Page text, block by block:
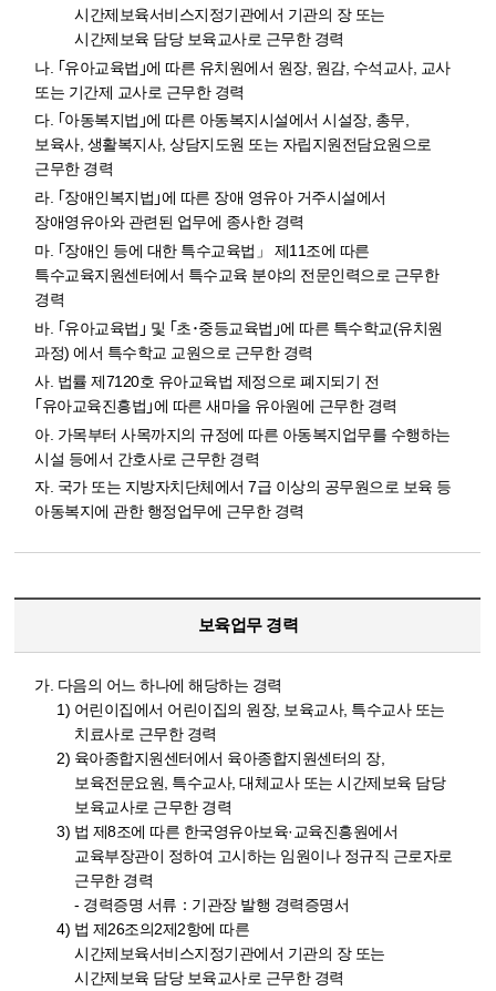
시간제보육서비스지정기관에서 기관의 장 또는
시간제보육 담당 보육교사로 근무한 경력
나. ｢유아교육법｣에 따른 유치원에서 원장, 원감, 수석교사, 교사
또는 기간제 교사로 근무한 경력
다. ｢아동복지법｣에 따른 아동복지시설에서 시설장, 총무,
보육사, 생활복지사, 상담지도원 또는 자립지원전담요원으로
근무한 경력
라. ｢장애인복지법｣에 따른 장애 영유아 거주시설에서
장애영유아와 관련된 업무에 종사한 경력
마. ｢장애인 등에 대한 특수교육법」 제11조에 따른
특수교육지원센터에서 특수교육 분야의 전문인력으로 근무한
경력
바. ｢유아교육법｣ 및 ｢초･중등교육법｣에 따른 특수학교(유치원
과정) 에서 특수학교 교원으로 근무한 경력
사. 법률 제7120호 유아교육법 제정으로 폐지되기 전
｢유아교육진흥법｣에 따른 새마을 유아원에 근무한 경력
아. 가목부터 사목까지의 규정에 따른 아동복지업무를 수행하는
시설 등에서 간호사로 근무한 경력
자. 국가 또는 지방자치단체에서 7급 이상의 공무원으로 보육 등
아동복지에 관한 행정업무에 근무한 경력
보육업무 경력
가. 다음의 어느 하나에 해당하는 경력
1) 어린이집에서 어린이집의 원장, 보육교사, 특수교사 또는
치료사로 근무한 경력
2) 육아종합지원센터에서 육아종합지원센터의 장,
보육전문요원, 특수교사, 대체교사 또는 시간제보육 담당
보육교사로 근무한 경력
3) 법 제8조에 따른 한국영유아보육·교육진흥원에서
교육부장관이 정하여 고시하는 임원이나 정규직 근로자로
근무한 경력
- 경력증명 서류：기관장 발행 경력증명서
4) 법 제26조의2제2항에 따른
시간제보육서비스지정기관에서 기관의 장 또는
시간제보육 담당 보육교사로 근무한 경력